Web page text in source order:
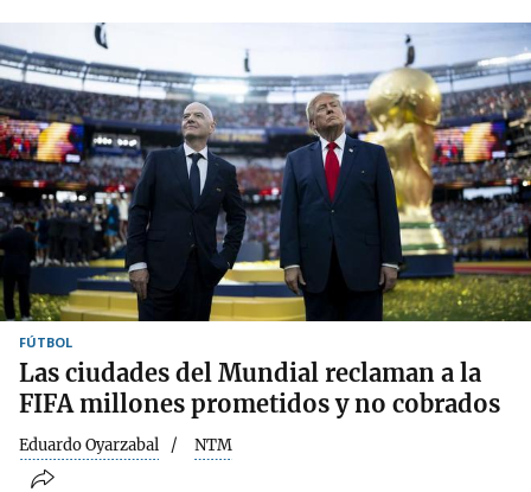
FÚTBOL
Las ciudades del Mundial reclaman a la
FIFA millones prometidos y no cobrados
Eduardo Oyarzabal NTM